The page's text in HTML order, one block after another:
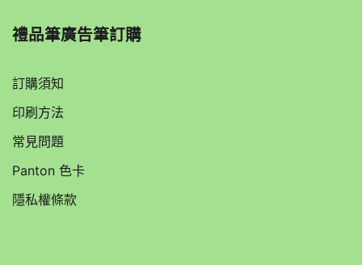
禮品筆廣告筆訂購
訂購須知
印刷方法
常見問題
Panton 色卡
隱私權條款